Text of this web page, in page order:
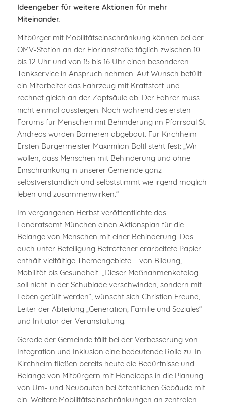
Ideengeber für weitere Aktionen für mehr
Miteinander.
Mitbürger mit Mobilitätseinschränkung können bei der
OMV-Station an der Florianstraße täglich zwischen 10
bis 12 Uhr und von 15 bis 16 Uhr einen besonderen
Tankservice in Anspruch nehmen. Auf Wunsch befüllt
ein Mitarbeiter das Fahrzeug mit Kraftstoff und
rechnet gleich an der Zapfsäule ab. Der Fahrer muss
nicht einmal aussteigen. Noch während des ersten
Forums für Menschen mit Behinderung im Pfarrsaal St.
Andreas wurden Barrieren abgebaut. Für Kirchheim
Ersten Bürgermeister Maximilian Böltl steht fest: „Wir
wollen, dass Menschen mit Behinderung und ohne
Einschränkung in unserer Gemeinde ganz
selbstverständlich und selbststimmt wie irgend möglich
leben und zusammenwirken.“
Im vergangenen Herbst veröffentlichte das
Landratsamt München einen Aktionsplan für die
Belange von Menschen mit einer Behinderung. Das
auch unter Beteiligung Betroffener erarbeitete Papier
enthält vielfältige Themengebiete – von Bildung,
Mobilität bis Gesundheit. „Dieser Maßnahmenkatalog
soll nicht in der Schublade verschwinden, sondern mit
Leben gefüllt werden“, wünscht sich Christian Freund,
Leiter der Abteilung „Generation, Familie und Soziales“
und Initiator der Veranstaltung.
Gerade der Gemeinde fällt bei der Verbesserung von
Integration und Inklusion eine bedeutende Rolle zu. In
Kirchheim fließen bereits heute die Bedürfnisse und
Belange von Mitbürgern mit Handicaps in die Planung
von Um- und Neubauten bei öffentlichen Gebäude mit
ein. Weitere Mobilitätseinschränkungen an zentralen